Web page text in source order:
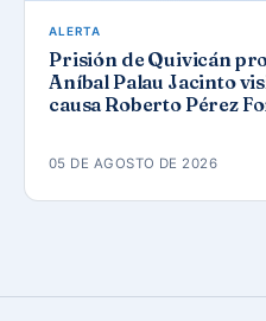
ALERTA
Prisión de Quivicán
Aníbal Palau Jacinto
causa Roberto Pérez
05 DE AGOSTO DE 2026